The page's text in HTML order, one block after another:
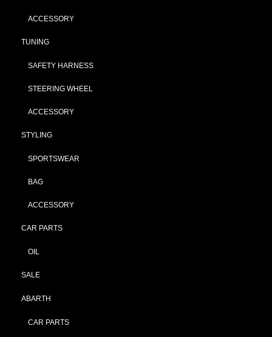
ACCESSORY
TUNING
SAFETY HARNESS
STEERING WHEEL
ACCESSORY
STYLING
SPORTSWEAR
BAG
ACCESSORY
CAR PARTS
OIL
SALE
ABARTH
CAR PARTS